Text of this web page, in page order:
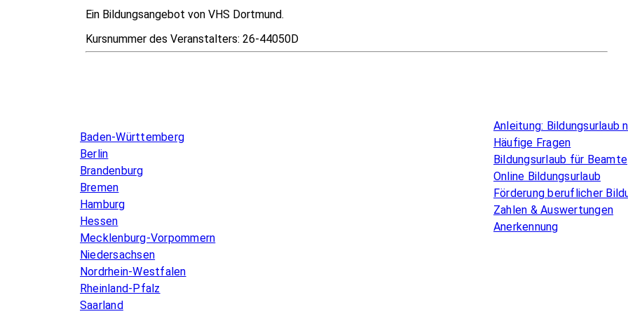
Ein Bildungsangebot von VHS Dortmund.
Kursnummer des Veranstalters: 26-44050D
Baden-Württemberg
Berlin
Brandenburg
Bremen
Hamburg
Hessen
Mecklenburg-Vorpommern
Niedersachsen
Nordrhein-Westfalen
Rheinland-Pfalz
Saarland
Anleitung: Bildungsurlaub
Häufige Fragen
Bildungsurlaub für Beamte
Online Bildungsurlaub
Förderung beruflicher
Zahlen & Auswertungen
Anerkennung